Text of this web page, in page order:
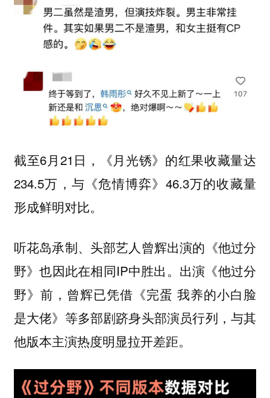
截至6月21日，《月光锈》的红果收藏量达
234.5万，与《危情博弈》46.3万的收藏量
形成鲜明对比。
听花岛承制、头部艺人曾辉出演的《他过分
野》也因此在相同IP中胜出。出演《他过分
野》前，曾辉已凭借《完蛋 我养的小白脸
是大佬》等多部剧跻身头部演员行列，与其
他版本主演热度明显拉开差距。